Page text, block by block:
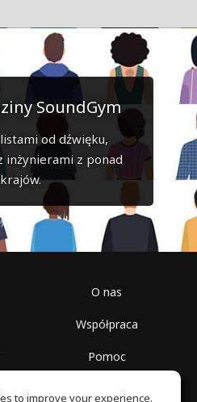
SoundGym
od dźwięku,
inżynierami z ponad
O nas
Współpraca
Pomoc
to improve your experience.